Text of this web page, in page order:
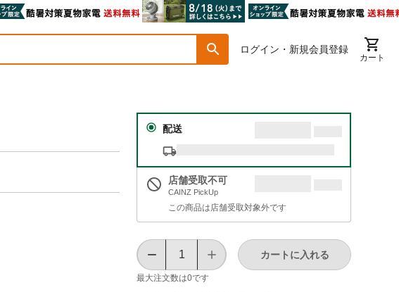
ログイン・新規会員登録
カート
配送
店舗受取不可
CAINZ PickUp
この商品は店舗受取対象外です
最大注文数は0です
カートに入れる